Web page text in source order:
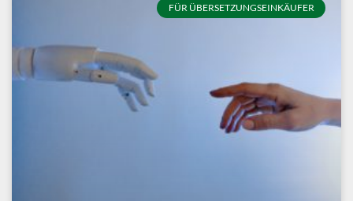
FÜR ÜBERSETZUNGSEINKÄUFER